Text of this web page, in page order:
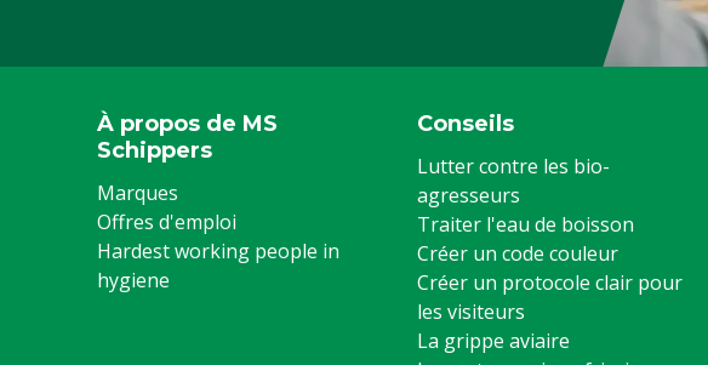
À propos de MS
Schippers
Marques
Offres d'emploi
Hardest working people in
hygiene
Conseils
Lutter contre les bio-
agresseurs
Traiter l'eau de boisson
Créer un code couleur
Créer un protocole clair pour
les visiteurs
La grippe aviaire